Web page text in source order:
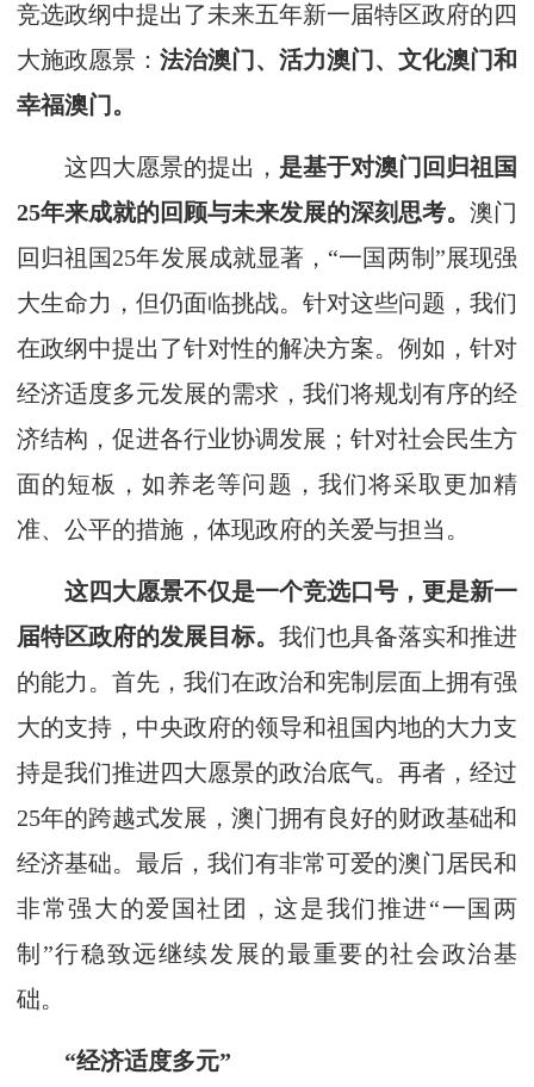
竞选政纲中提出了未来五年新一届特区政府的四
大施政愿景： 法治澳门、活力澳门、文化澳门和
幸福澳门。
这四大愿景的提出， 是基于对澳门回归祖国
25年来成就的回顾与未来发展的深刻思考。 澳门
回归祖国25年发展成就显著，“一国两制”展现强
大生命力，但仍面临挑战。针对这些问题，我们
在政纲中提出了针对性的解决方案。例如，针对
经济适度多元发展的需求，我们将规划有序的经
济结构，促进各行业协调发展；针对社会民生方
面的短板，如养老等问题，我们将采取更加精
准、公平的措施，体现政府的关爱与担当。
这四大愿景不仅是一个竞选口号，更是新一
届特区政府的发展目标。 我们也具备落实和推进
的能力。首先，我们在政治和宪制层面上拥有强
大的支持，中央政府的领导和祖国内地的大力支
持是我们推进四大愿景的政治底气。再者，经过
25年的跨越式发展，澳门拥有良好的财政基础和
经济基础。最后，我们有非常可爱的澳门居民和
非常强大的爱国社团，这是我们推进“一国两
制”行稳致远继续发展的最重要的社会政治基
础。
“经济适度多元”